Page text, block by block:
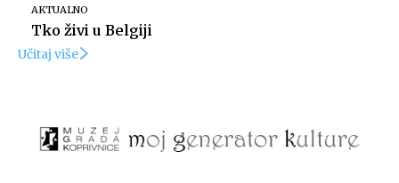
AKTUALNO
Tko živi u Belgiji
Učitaj više